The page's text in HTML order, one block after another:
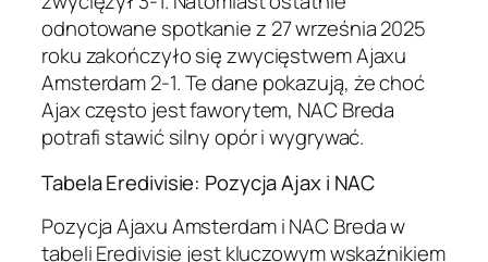
odnotowane spotkanie z 27 września 2025
roku zakończyło się zwycięstwem Ajaxu
Amsterdam 2-1. Te dane pokazują, że choć
Ajax często jest faworytem, NAC Breda
potrafi stawić silny opór i wygrywać.
Tabela Eredivisie: Pozycja Ajax i NAC
Pozycja Ajaxu Amsterdam i NAC Breda w
tabeli Eredivisie jest kluczowym wskaźnikiem